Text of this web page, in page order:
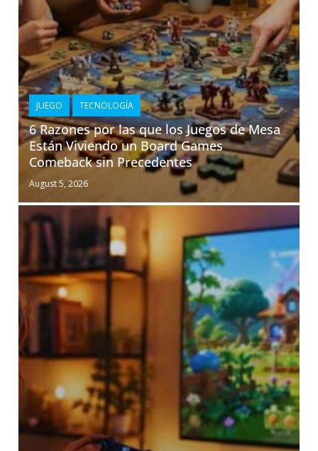
JUEGO TECNOLOGÍA
6 Razones por las que los Juegos de Mesa
Están Viviendo un Board Games
Comeback sin Precedentes
August 5, 2026